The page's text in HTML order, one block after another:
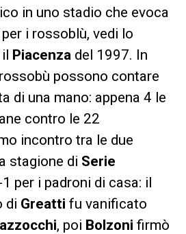
in uno stadio che evoca
i rossoblù, vedi lo
Piacenza del 1997. In
possono contare
di una mano: appena 4 le
contro le 22
incontro tra le due
stagione di Serie
per i padroni di casa: il
di Greatti fu vanificato
, poi Bolzoni firmò